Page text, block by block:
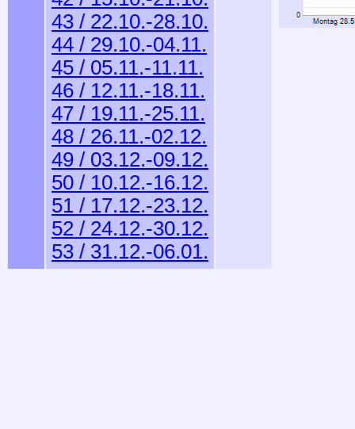
43 / 22.10.-28.10.
44 / 29.10.-04.11.
45 / 05.11.-11.11.
46 / 12.11.-18.11.
47 / 19.11.-25.11.
48 / 26.11.-02.12.
49 / 03.12.-09.12.
50 / 10.12.-16.12.
51 / 17.12.-23.12.
52 / 24.12.-30.12.
53 / 31.12.-06.01.